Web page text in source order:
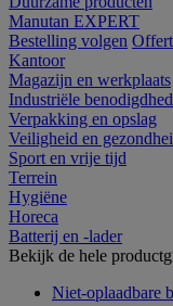
Manutan EXPERT
Bestelling volgen
Kantoor
Magazijn en werkplaats
Industriële
Verpakking en opslag
Veiligheid en
Sport en vrije tijd
Terrein
Hygiëne
Horeca
Batterij en -lader
Bekijk de hele
Niet-oplaadbare